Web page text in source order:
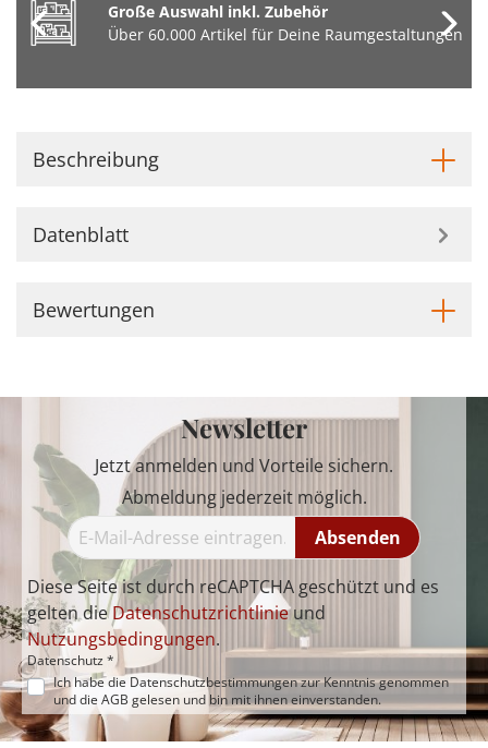
Große Auswahl inkl. Zubehör
Über 60.000 Artikel für Deine Raumgestaltungen
Beschreibung
Datenblatt
Bewertungen
Newsletter
Jetzt anmelden und Vorteile sichern.
Abmeldung jederzeit möglich.
Absenden
Diese Seite ist durch reCAPTCHA geschützt und es
gelten dieDatenschutzrichtlinieund
Nutzungsbedingungen.
Datenschutz *
Ich habe die Datenschutzbestimmungenzur Kenntnis genommen
und die AGB gelesen und bin mit ihnen einverstanden.